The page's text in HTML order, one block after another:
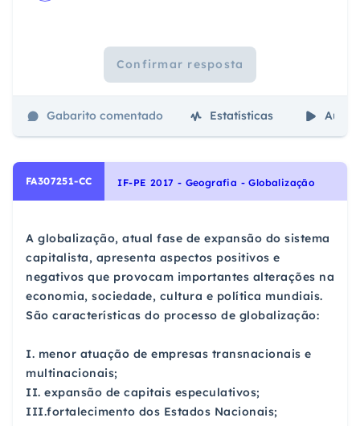
Confirmar resposta
Gabarito comentado Estatísticas Aulas
FA307251-CC IF-PE 2017 - Geografia - Globalização
A globalização, atual fase de expansão do sistema
capitalista, apresenta aspectos positivos e
negativos que provocam importantes alterações na
economia, sociedade, cultura e política mundiais.
São características do processo de globalização:
I. menor atuação de empresas transnacionais e
multinacionais;
II. expansão de capitais especulativos;
III.fortalecimento dos Estados Nacionais;